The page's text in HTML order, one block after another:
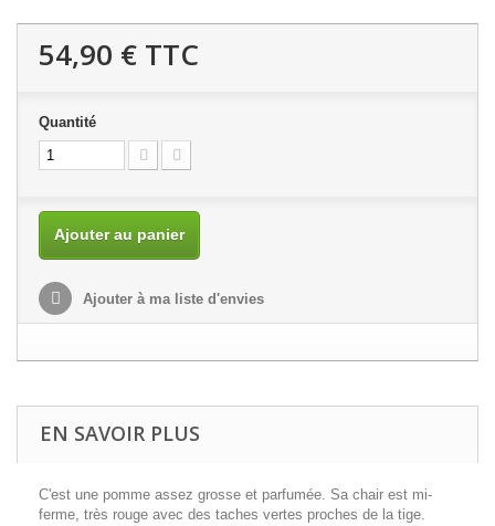
54,90 € TTC
Quantité
Ajouter au panier
Ajouter à ma liste d'envies
EN SAVOIR PLUS
C'est une pomme assez grosse et parfumée. Sa chair est mi-
ferme, très rouge avec des taches vertes proches de la tige.